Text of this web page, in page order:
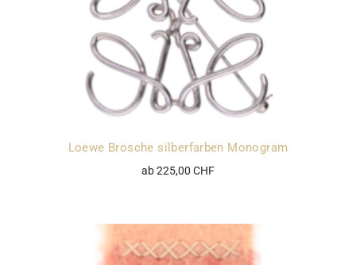
Loewe Brosche silberfarben Monogram
ab 225,00 CHF